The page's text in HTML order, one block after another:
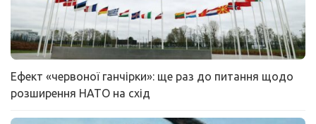
Ефект «червоної ганчірки»: ще раз до питання щодо
розширення НАТО на схід